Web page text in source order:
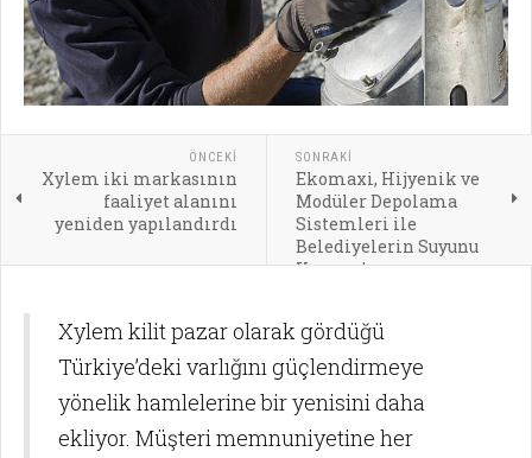
ÖNCEKI
Xylem iki markasının
faaliyet alanını
yeniden yapılandırdı
SONRAKI
Ekomaxi, Hijyenik ve
Modüler Depolama
Sistemleri ile
Belediyelerin Suyunu
Koruyor!
Xylem kilit pazar olarak gördüğü
Türkiye’deki varlığını güçlendirmeye
yönelik hamlelerine bir yenisini daha
ekliyor. Müşteri memnuniyetine her